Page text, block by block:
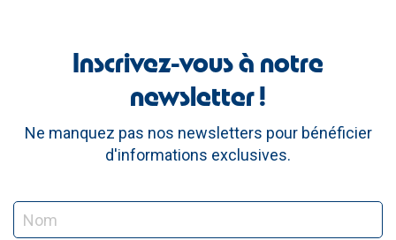
Inscrivez-vous à notre
newsletter !
Ne manquez pas nos newsletters pour bénéficier
d'informations exclusives.